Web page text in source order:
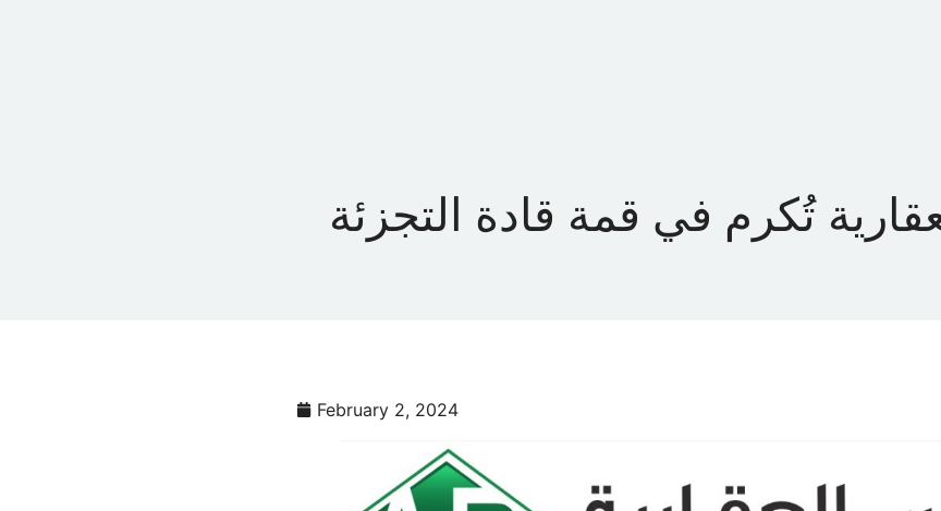
تُكرم في قمة قادة التجزئة
February 2, 2024